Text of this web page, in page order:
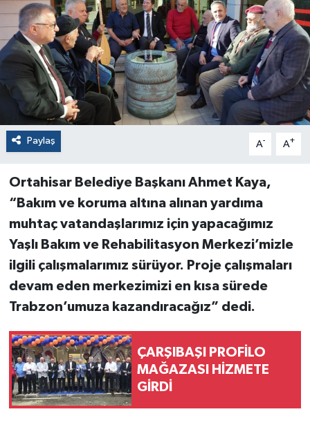
Paylaş A- A+
Ortahisar Belediye Başkanı Ahmet Kaya,
“Bakım ve koruma altına alınan yardıma
muhtaç vatandaşlarımız için yapacağımız
Yaşlı Bakım ve Rehabilitasyon Merkezi’mizle
ilgili çalışmalarımız sürüyor. Proje çalışmaları
devam eden merkezimizi en kısa sürede
Trabzon’umuza kazandıracağız” dedi.
ÇARŞIBAŞI PROFİLO
MAĞAZASI HİZMETE
GİRDİ